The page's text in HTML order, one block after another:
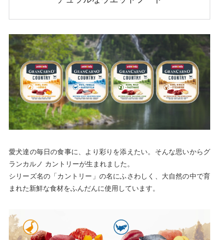
愛犬達の毎日の食事に、より彩りを添えたい。そんな思いからグ
ランカルノ カントリーが生まれました。
シリーズ名の「カントリー」の名にふさわしく、大自然の中で育
まれた新鮮な食材をふんだんに使用しています。